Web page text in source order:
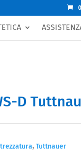
D
, Tuttnauer